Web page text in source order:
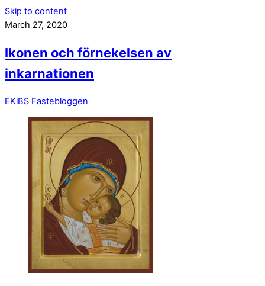
Skip to content
March 27, 2020
Ikonen och förnekelsen av
inkarnationen
EKiBS Fastebloggen